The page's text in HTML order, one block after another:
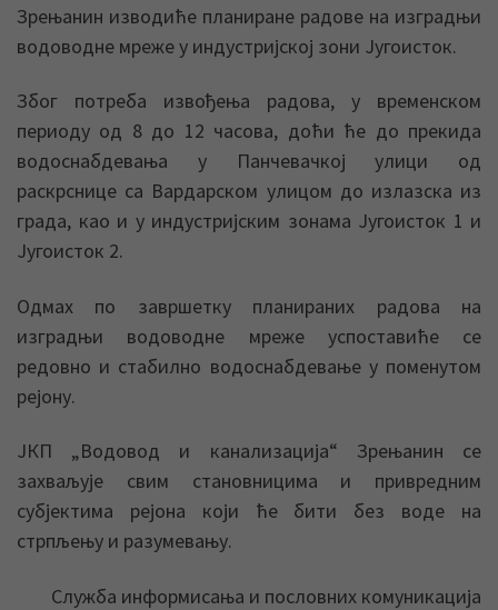
Зрењанин изводиће планиране радове на изградњи
водоводне мреже у индустријској зони Југоисток.
Због потреба извођења радова, у временском
периоду од 8 до 12 часова, доћи ће до прекида
водоснабдевања у Панчевачкој улици од
раскрснице са Вардарском улицом до излазска из
града, као и у индустријским зонама Југоисток 1 и
Југоисток 2.
Одмах по завршетку планираних радова на
изградњи водоводне мреже успоставиће се
редовно и стабилно водоснабдевање у поменутом
рејону.
ЈКП „Водовод и канализација“ Зрењанин се
захваљује свим становницима и привредним
субјектима рејона који ће бити без воде на
стрпљењу и разумевању.
Служба информисања и пословних комуникација